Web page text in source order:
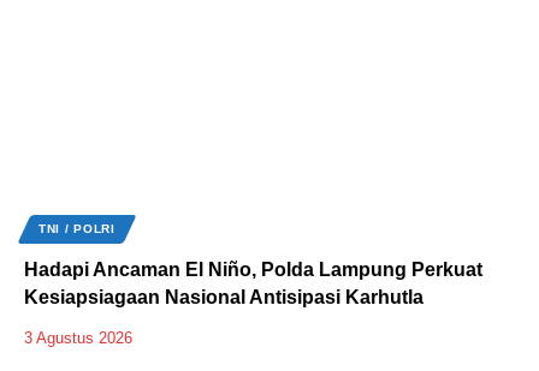
TNI / POLRI
Hadapi Ancaman El Niño, Polda Lampung Perkuat
Kesiapsiagaan Nasional Antisipasi Karhutla
3 Agustus 2026